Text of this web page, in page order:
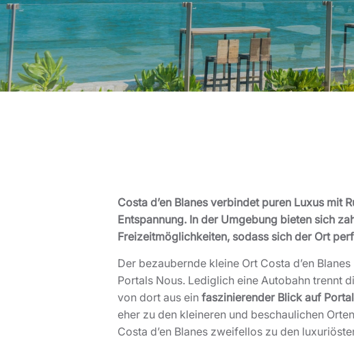
Costa d’en Blanes verbindet puren Luxus mit
Entspannung. In der Umgebung bieten sich
Freizeitmöglichkeiten, sodass sich der Ort
Der bezaubernde kleine Ort Costa d’en
Portals Nous. Lediglich eine Autobahn trennt
von dort aus ein faszinierender Blick auf
eher zu den kleineren und beschaulichen
Costa d’en Blanes zweifellos zu den